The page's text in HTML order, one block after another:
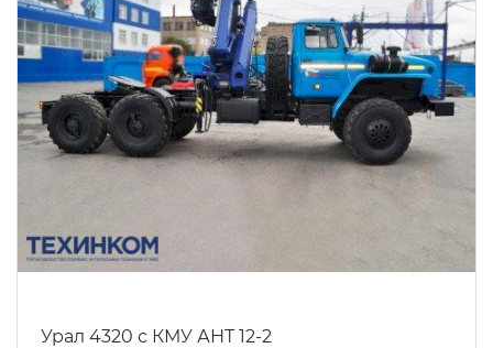
Урал 4320 с КМУ АНТ 12-2